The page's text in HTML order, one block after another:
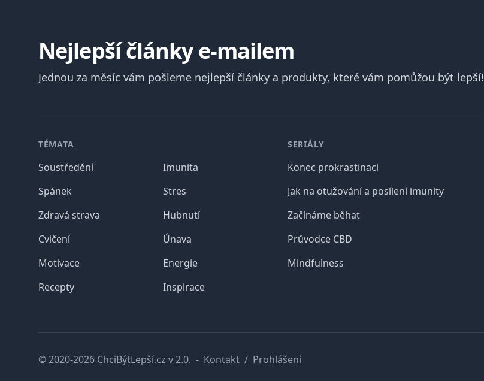
Nejlepší články e-mailem
Jednou za měsíc vám pošleme nejlepší články a produkty, které vám pomůžou být lepší!
TÉMATA
Soustředění
Spánek
Zdravá strava
Cvičení
Motivace
Recepty
Imunita
Stres
Hubnutí
Únava
Energie
Inspirace
SERIÁLY
Konec prokrastinaci
Jak na otužování a posílení imunity
Začínáme běhat
Průvodce CBD
Mindfulness
© 2020-2026 ChciBýtLepší.cz v 2.0. - Kontakt / Prohlášení